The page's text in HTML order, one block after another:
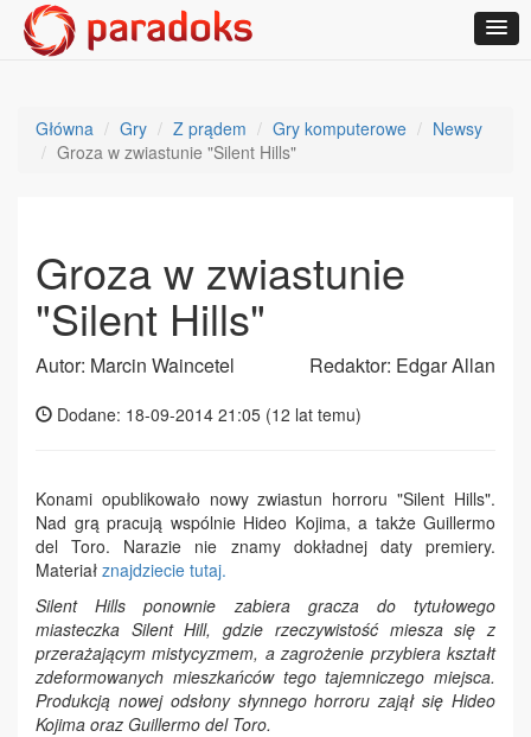
Główna Gry Z prądem Gry komputerowe
Newsy
Groza w zwiastunie "Silent Hills"
Groza w zwiastunie
"Silent Hills"
Autor: Marcin Waincetel Redaktor: Edgar Allan
Dodane: 18-09-2014 21:05 (12 lat temu)
Konami opublikowało nowy zwiastun horroru "Silent Hills".
Nad grą pracują wspólnie Hideo Kojima, a także Guillermo
del Toro. Narazie nie znamy dokładnej daty premiery.
Materiał znajdziecie tutaj.
Silent Hills ponownie zabiera gracza do tytułowego
miasteczka Silent Hill, gdzie rzeczywistość miesza się z
przerażającym mistycyzmem, a zagrożenie przybiera kształt
zdeformowanych mieszkańców tego tajemniczego miejsca.
Produkcją nowej odsłony słynnego horroru zajął się Hideo
Kojima oraz Guillermo del Toro.